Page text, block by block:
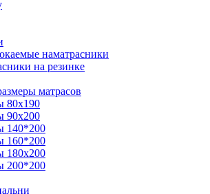
наматрасники
на резинке
матрасов
80x190
90x200
140*200
160*200
180x200
200*200